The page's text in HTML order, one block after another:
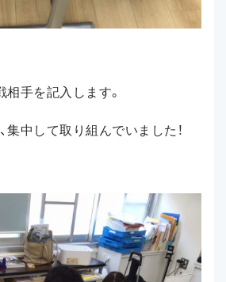
相手を記入します。
集中して取り組んでいました！